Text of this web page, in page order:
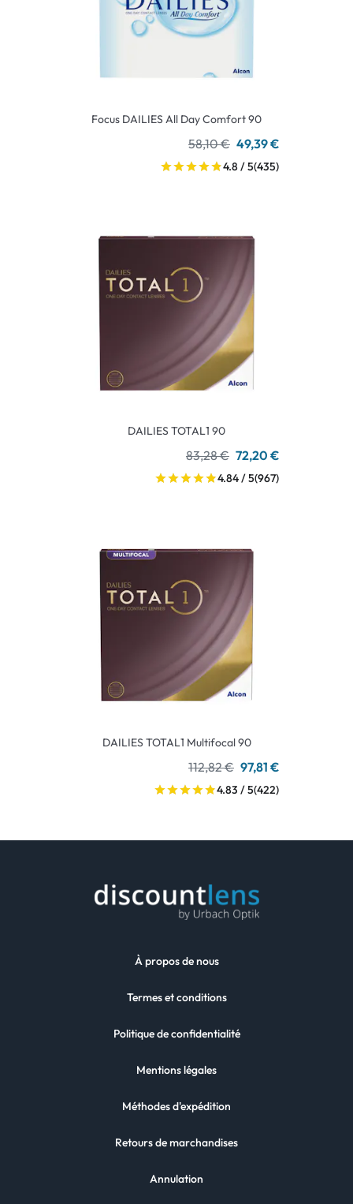
Focus DAILIES All Day Comfort 90
58,10 € 49,39 €
4.8 / 5(435)
DAILIES TOTAL1 90
83,28 € 72,20 €
4.84 / 5(967)
DAILIES TOTAL1 Multifocal 90
112,82 € 97,81 €
4.83 / 5(422)
À propos de nous
Termes et conditions
Politique de confidentialité
Mentions légales
Méthodes d'expédition
Retours de marchandises
Annulation